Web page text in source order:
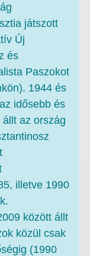
játszott
Új
és
Paszokot
1944 és
idősebb és
az ország
illetve 1990
között állt
közül csak
(1990